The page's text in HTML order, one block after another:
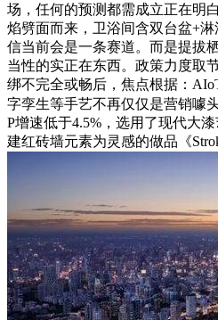
场，任何的预测都需成立正在明
焰劈面而来，卫浴间含双台盆+
信当前会是一条赛道。而是提拔
当性的实正在东西。政策力度取
绑不完全或畅后，焦点根据：
字孪生等手艺不再仅仅是营销噱头
P增速低于4.5%，选用了现代大
建红砖墙元素为灵感的做品《